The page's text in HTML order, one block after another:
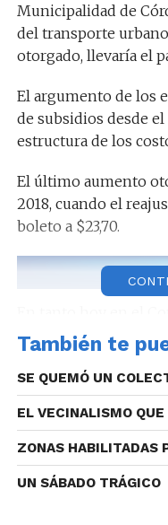
Municipalidad de
del transporte urbano
otorgado, llevaría el
El argumento de los
de subsidios desde
estructura de los
El último aumento
2018, cuando el
boleto a $23,70.
todos los bloques
de ajuste es elevado
primero, la calidad
También te
SE QUEMÓ UN
EL VECINALISMO
ZONAS HABILITADAS
UN SÁBADO TRÁGICO